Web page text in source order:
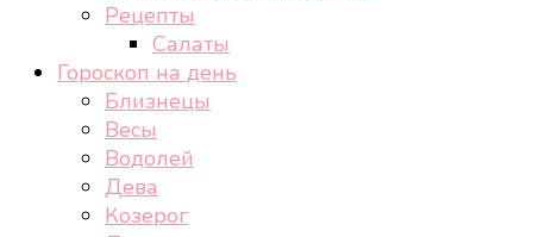
Рецепты
Салаты
Гороскоп на день
Близнецы
Весы
Водолей
Дева
Козерог